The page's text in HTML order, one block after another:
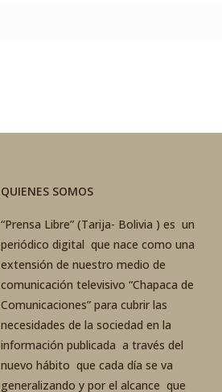
QUIENES SOMOS
“Prensa Libre” (Tarija- Bolivia ) es un
periódico digital que nace como una
extensión de nuestro medio de
comunicación televisivo “Chapaca de
Comunicaciones” para cubrir las
necesidades de la sociedad en la
información publicada a través del
nuevo hábito que cada día se va
generalizando y por el alcance que